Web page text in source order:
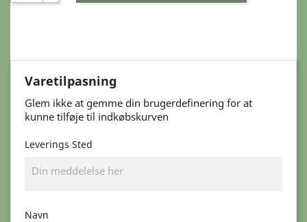
Varetilpasning
Glem ikke at gemme din brugerdefinering for at
kunne tilføje til indkøbskurven
Leverings Sted
Navn